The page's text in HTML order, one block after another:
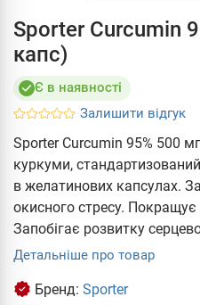
Sporter Curcumin
капс)
Є в наявності
Залишити відгук
Sporter Curcumin 95% 500
куркуми,
в желатинових капсулах.
окисного стресу. Покращує
Запобігає розвитку
Детальніше про товар
Бренд: Sporter